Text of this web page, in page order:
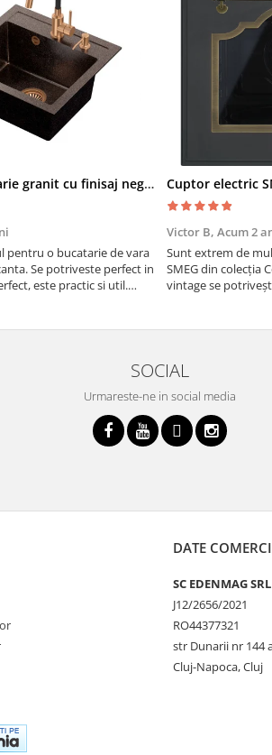
Chiuveta bucatarie granit cu finisaj negru perlat/cupru Steingran Art Copper cu dozator si baterie Quadron
pentru o bucatarie de vara
Se potriveste perfect in
este practic si util.
Victor B, Acum 2
Sunt extrem de
SMEG din colecția
vintage se
SOCIAL
Urmareste-ne in social media
DATE
SC EDENMAG SRL
J12/2656/2021
RO44377321
str Dunarii nr 144
Cluj-Napoca, Cluj